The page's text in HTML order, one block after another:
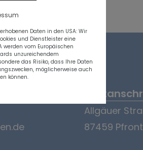
Allgäuer
87459
Daten in den USA: Wir
und Dienstleister eine
werden vom Europäischen
unzureichendem
das Risiko, dass Ihre Daten
möglicherweise auch
können.